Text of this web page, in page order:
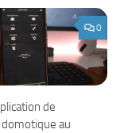
0
de
domotique au